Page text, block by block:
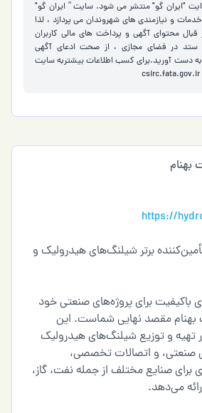
بهنام
https://
برتر شیلنگ‌های هیدرولیک و
باکیفیت برای پروژه‌های صنعتی خود
مقصد نهایی شماست. این
و توزیع شیلنگ‌های هیدرولیک
صنعتی، و اتصالات تخصصی،
برای صنایع مختلف از جمله نفت، گاز،
می‌دهد.
"ایران گو" منتشر می شود. سایت ” ایران گو"
و نیازمندی های شهروندان می پردازد ، لذا
محتوای آگهی و پرداخت های مالی کاربران
و ستد در فضای مجازی ، از صحت ادعای آگهی
به دست آورید.برای کسب اطلاعات بیشتربه سایت
csirc.fata.gov.ir